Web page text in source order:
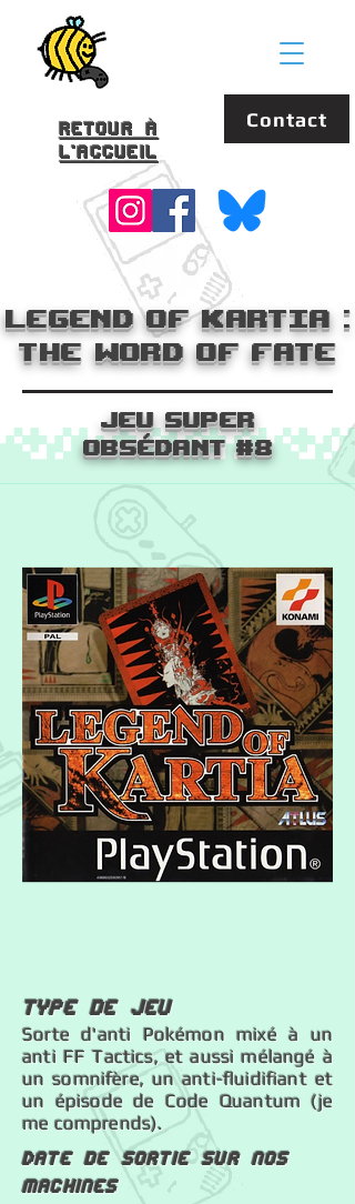
Contact
Retour à
l'accueil
Legend of Kartia :
the word of fate
Jeu Super
Obsédant #8
Type de jeu
Sorte d'anti Pokémon mixé à un
anti FF Tactics, et aussi mélangé à
un somnifère, un anti-fluidifiant et
un épisode de Code Quantum (je
me comprends).
Date de sortie sur nos
machines